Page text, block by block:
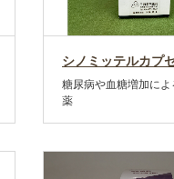
シノミッテルカプ
糖尿病や血糖増加に
薬